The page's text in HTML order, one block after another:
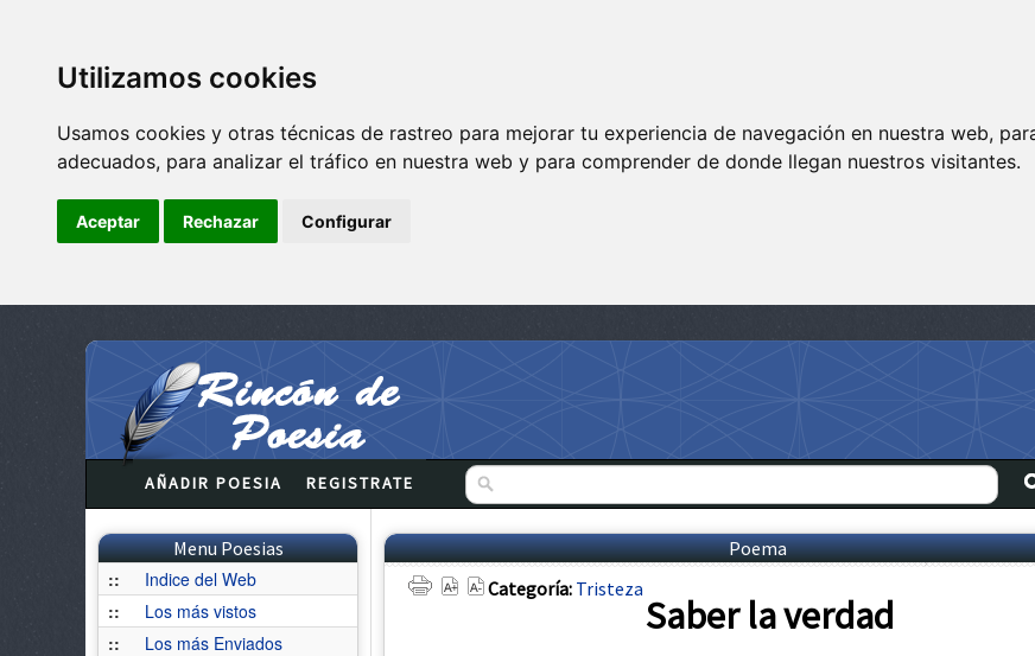
Utilizamos cookies
Usamos cookies y otras técnicas de rastreo para mejorar tu experiencia de navegación en nuestra web,
adecuados, para analizar el tráfico en nuestra web y para comprender de donde llegan nuestros visitantes.
Aceptar Rechazar Configurar
AÑADIR POESIA REGISTRATE
Menu Poesias
::
Indice del Web
::
Los más vistos
::
Los más Enviados
Poema
Categoría: Tristeza
Saber la verdad